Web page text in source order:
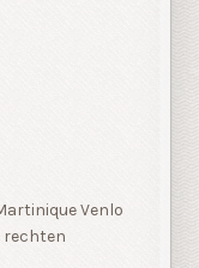
Venlo
rechten